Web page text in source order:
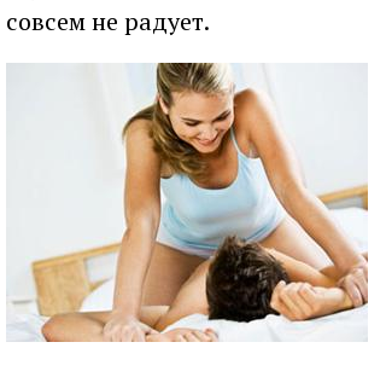
совсем не радует.